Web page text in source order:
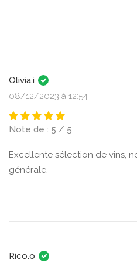
Olivia.i
08/12/2023 à 12:54
Note de : 5 / 5
Excellente sélection de vins,
générale.
Rico.o